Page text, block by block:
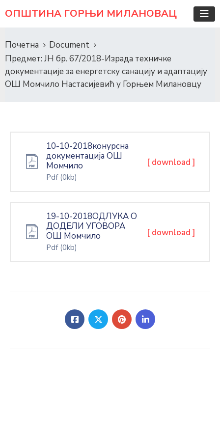
ОПШТИНА ГОРЊИ МИЛАНОВАЦ
Почетна
Document
Предмет: ЈН бр. 67/2018-Израда техничке
документације за енергетску санацију и адаптацију
ОШ Момчило Настасијевић у Горњем Милановцу
10-10-2018конурсна
документација ОШ
Момчило
Pdf (0kb)
[ download ]
19-10-2018ОДЛУКА О
ДОДЕЛИ УГОВОРА
ОШ Момчило
Pdf (0kb)
[ download ]